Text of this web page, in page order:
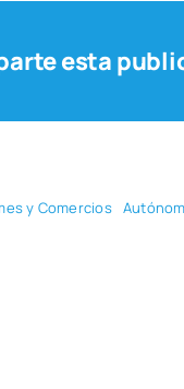
esta
y Comer­cios